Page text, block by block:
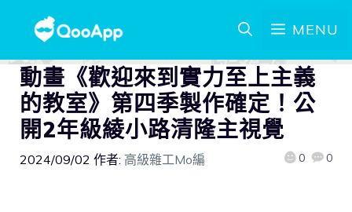
MENU
動畫《歡迎來到實力至上主義
的教室》第四季製作確定！公
開2年級綾小路清隆主視覺
2024/09/02 作者: 高級雜工Mo編 0 0